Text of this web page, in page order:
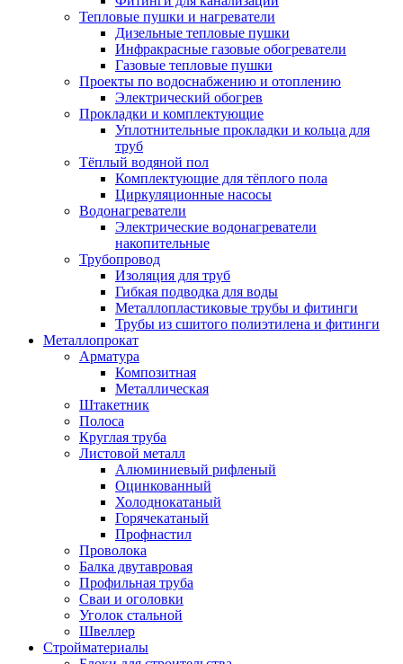
Тепловые пушки и нагреватели
Дизельные тепловые пушки
Инфракрасные газовые обогреватели
Газовые тепловые пушки
Проекты по водоснабжению и отоплению
Электрический обогрев
Прокладки и комплектующие
Уплотнительные прокладки и кольца для
труб
Тёплый водяной пол
Комплектующие для тёплого пола
Циркуляционные насосы
Водонагреватели
Электрические водонагреватели
накопительные
Трубопровод
Изоляция для труб
Гибкая подводка для воды
Металлопластиковые трубы и фитинги
Трубы из сшитого полиэтилена и фитинги
Металлопрокат
Арматура
Композитная
Металлическая
Штакетник
Полоса
Круглая труба
Листовой металл
Алюминиевый рифленый
Оцинкованный
Холоднокатаный
Горячекатаный
Профнастил
Проволока
Балка двутавровая
Профильная труба
Сваи и оголовки
Уголок стальной
Швеллер
Стройматериалы